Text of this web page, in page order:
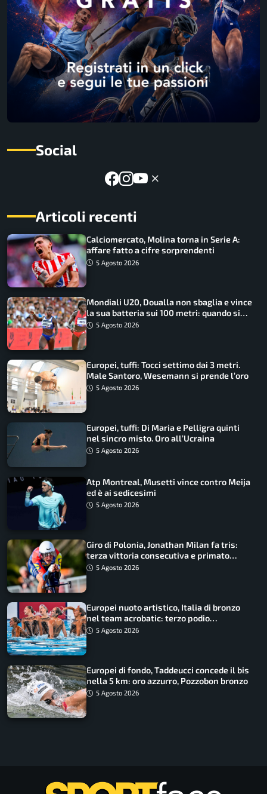
Social
Articoli recenti
Calciomercato, Molina torna in Serie A:
affare fatto a cifre sorprendenti
5 Agosto 2026
Mondiali U20, Doualla non sbaglia e vince
la sua batteria sui 100 metri: quando si
disputano le finali
5 Agosto 2026
Europei, tuffi: Tocci settimo dai 3 metri.
Male Santoro, Wesemann si prende l’oro
5 Agosto 2026
Europei, tuffi: Di Maria e Pelligra quinti
nel sincro misto. Oro all’Ucraina
5 Agosto 2026
Atp Montreal, Musetti vince contro Meija
ed è ai sedicesimi
5 Agosto 2026
Giro di Polonia, Jonathan Milan fa tris:
terza vittoria consecutiva e primato
rafforzato
5 Agosto 2026
Europei nuoto artistico, Italia di bronzo
nel team acrobatic: terzo podio
consecutivo
5 Agosto 2026
Europei di fondo, Taddeucci concede il bis
nella 5 km: oro azzurro, Pozzobon bronzo
5 Agosto 2026